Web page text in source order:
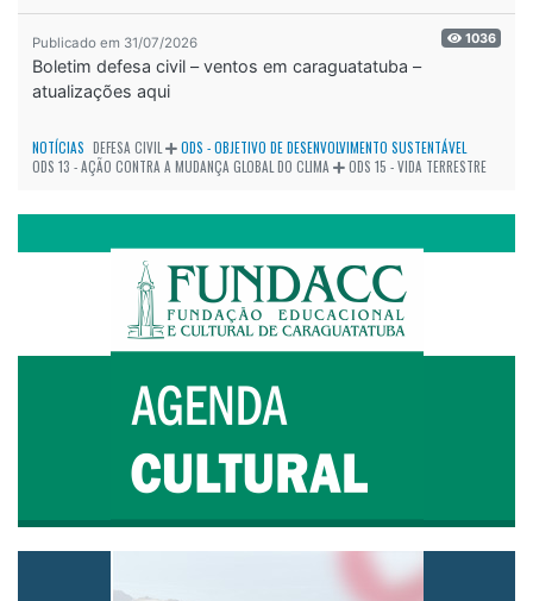
Publicado em 31/07/2026 1036
Boletim defesa civil – ventos em caraguatatuba –
atualizações aqui
NOTÍCIAS DEFESA CIVIL
ODS - OBJETIVO DE DESENVOLVIMENTO SUSTENTÁVEL
ODS 13 - AÇÃO CONTRA A MUDANÇA GLOBAL DO CLIMA
ODS 15 - VIDA TERRESTRE